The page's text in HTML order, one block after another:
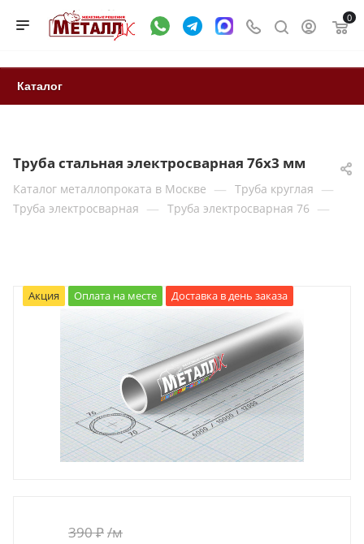
0
Каталог
Труба стальная электросварная 76x3 мм
Каталог металлопроката в Москве — Труба круглая —
Труба электросварная — Труба электросварная 76 —
Акция Оплата на месте Доставка в день заказа
390₽/м